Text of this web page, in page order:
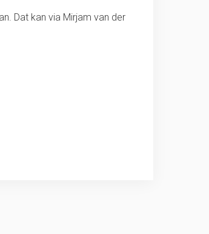
Dat kan via Mirjam van der